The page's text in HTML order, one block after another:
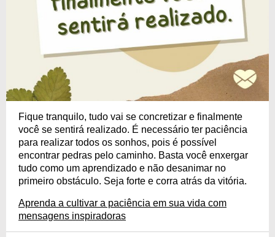
Fique tranquilo, tudo vai se concretizar e finalmente
você se sentirá realizado. É necessário ter paciência
para realizar todos os sonhos, pois é possível
encontrar pedras pelo caminho. Basta você enxergar
tudo como um aprendizado e não desanimar no
primeiro obstáculo. Seja forte e corra atrás da vitória.
Aprenda a cultivar a paciência em sua vida com
mensagens inspiradoras